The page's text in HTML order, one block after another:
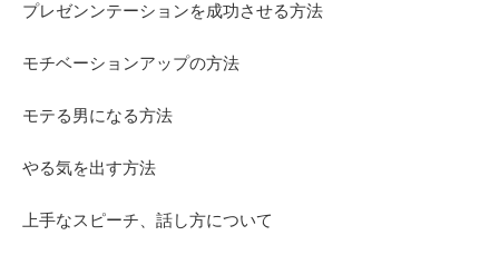
プレゼンンテーションを成功させる方法
モチベーションアップの方法
モテる男になる方法
やる気を出す方法
上手なスピーチ、話し方について